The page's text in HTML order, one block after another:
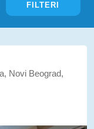
FILTERI
Novi Beograd,